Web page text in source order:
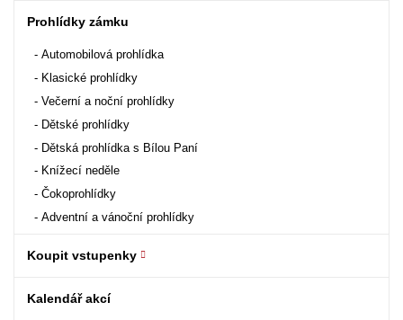
Prohlídky zámku
Automobilová prohlídka
Klasické prohlídky
Večerní a noční prohlídky
Dětské prohlídky
Dětská prohlídka s Bílou Paní
Knížecí neděle
Čokoprohlídky
Adventní a vánoční prohlídky
Koupit vstupenky
Kalendář akcí